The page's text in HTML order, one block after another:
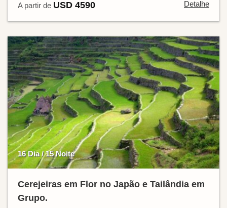
A partir de USD 4590 Detalhe
16 Dia / 15 Noite
Cerejeiras em Flor no Japão e Tailândia em
Grupo.